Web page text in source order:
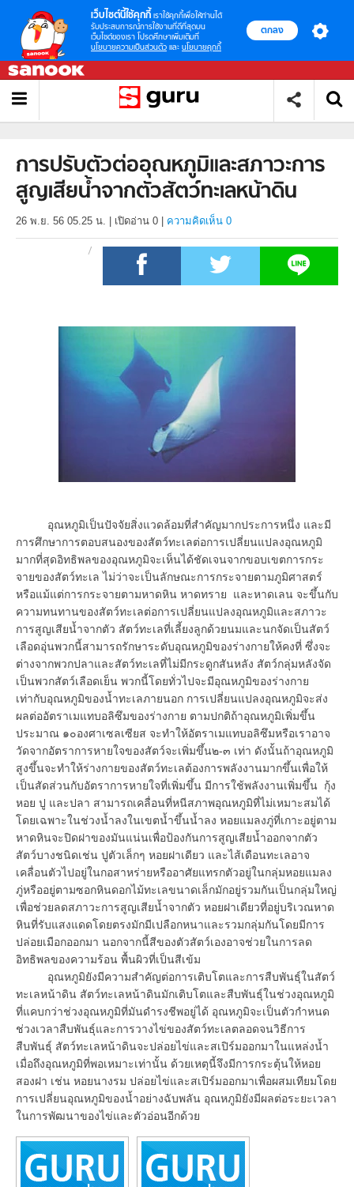
เว็บไซต์นี้ใช้คุกกี้ เราใช้คุกกี้เพื่อให้ท่านได้
รับประสบการณ์การใช้งานที่ดีที่สุดบน
เว็บไซต์ของเรา โปรดศึกษาเพิ่มเติมที่
นโยบายความเป็นส่วนตัว และ นโยบายคุกกี้
ตกลง
การปรับตัวต่ออุณหภูมิและสภาวะการ
สูญเสียน้ำจากตัวสัตว์ทะเลหน้าดิน
26 พ.ย. 56 05.25 น. เปิดอ่าน 0 ความคิดเห็น 0
อุณหภูมิเป็นปัจจัยสิ่งแวดล้อมที่สำคัญมากประการหนึ่ง และมี
การศึกษาการตอบสนองของสัตว์ทะเลต่อการเปลี่ยนแปลงอุณหภูมิ
มากที่สุดอิทธิพลของอุณหภูมิจะเห็นได้ชัดเจนจากขอบเขตการกระ
จายของสัตว์ทะเล ไม่ว่าจะเป็นลักษณะการกระจายตามภูมิศาสตร์
หรือแม้แต่การกระจายตามหาดหิน หาดทราย และหาดเลน จะขึ้นกับ
ความทนทานของสัตว์ทะเลต่อการเปลี่ยนแปลงอุณหภูมิและสภาวะ
การสูญเสียน้ำจากตัว สัตว์ทะเลที่เลี้ยงลูกด้วยนมและนกจัดเป็นสัตว์
เลือดอุ่นพวกนี้สามารถรักษาระดับอุณหภูมิของร่างกายให้คงที่ ซึ่งจะ
ต่างจากพวกปลาและสัตว์ทะเลที่ไม่มีกระดูกสันหลัง สัตว์กลุ่มหลังจัด
เป็นพวกสัตว์เลือดเย็น พวกนี้โดยทั่วไปจะมีอุณหภูมิของร่างกาย
เท่ากับอุณหภูมิของน้ำทะเลภายนอก การเปลี่ยนแปลงอุณหภูมิจะส่ง
ผลต่ออัตราเมแทบอลิซึมของร่างกาย ตามปกติถ้าอุณหภูมิเพิ่มขึ้น
ประมาณ ๑๐องศาเซลเซียส จะทำให้อัตราเมแทบอลิซึมหรือเราอาจ
วัดจากอัตราการหายใจของสัตว์จะเพิ่มขึ้น๒-๓ เท่า ดังนั้นถ้าอุณหภูมิ
สูงขึ้นจะทำให้ร่างกายของสัตว์ทะเลต้องการพลังงานมากขึ้นเพื่อให้
เป็นสัดส่วนกับอัตราการหายใจที่เพิ่มขึ้น มีการใช้พลังงานเพิ่มขึ้น กุ้ง
หอย ปู และปลา สามารถเคลื่อนที่หนีสภาพอุณหภูมิที่ไม่เหมาะสมได้
โดยเฉพาะในช่วงน้ำลงในเขตน้ำขึ้นน้ำลง หอยแมลงภู่ที่เกาะอยู่ตาม
หาดหินจะปิดฝาของมันแน่นเพื่อป้องกันการสูญเสียน้ำออกจากตัว
สัตว์บางชนิดเช่น ปูตัวเล็กๆ หอยฝาเดียว และไส้เดือนทะเลอาจ
เคลื่อนตัวไปอยู่ในกอสาหร่ายหรืออาศัยแทรกตัวอยู่ในกลุ่มหอยแมลง
ภู่หรืออยู่ตามซอกหินดอกไม้ทะเลขนาดเล็กมักอยู่รวมกันเป็นกลุ่มใหญ่
เพื่อช่วยลดสภาวะการสูญเสียน้ำจากตัว หอยฝาเดียวที่อยู่บริเวณหาด
หินที่รับแสงแดดโดยตรงมักมีเปลือกหนาและรวมกลุ่มกันโดยมีการ
ปล่อยเมือกออกมา นอกจากนี้สีของตัวสัตว์เองอาจช่วยในการลด
อิทธิพลของความร้อน พื้นผิวที่เป็นสีเข้ม
อุณหภูมิยังมีความสำคัญต่อการเติบโตและการสืบพันธุ์ในสัตว์
ทะเลหน้าดิน สัตว์ทะเลหน้าดินมักเติบโตและสืบพันธุ์ในช่วงอุณหภูมิ
ที่แคบกว่าช่วงอุณหภูมิที่มันดำรงชีพอยู่ได้ อุณหภูมิจะเป็นตัวกำหนด
ช่วงเวลาสืบพันธุ์และการวางไข่ของสัตว์ทะเลตลอดจนวิธีการ
สืบพันธุ์ สัตว์ทะเลหน้าดินจะปล่อยไข่และสเปิร์มออกมาในแหล่งน้ำ
เมื่อถึงอุณหภูมิที่พอเหมาะเท่านั้น ด้วยเหตุนี้จึงมีการกระตุ้นให้หอย
สองฝา เช่น หอยนางรม ปล่อยไข่และสเปิร์มออกมาเพื่อผสมเทียมโดย
การเปลี่ยนอุณหภูมิของน้ำอย่างฉับพลัน อุณหภูมิยังมีผลต่อระยะเวลา
ในการพัฒนาของไข่และตัวอ่อนอีกด้วย